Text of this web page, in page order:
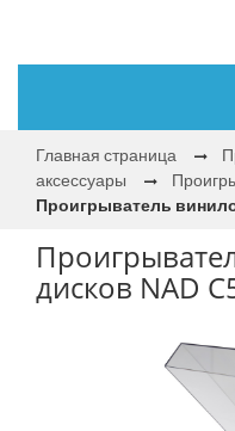
Главная страница
аксессуары
Проигрыватель
дисков NAD